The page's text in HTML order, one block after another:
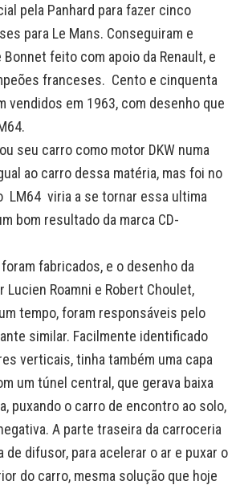
pela Panhard para fazer cinco
para Le Mans. Conseguiram e
feito com apoio da Renault, e
franceses. Cento e cinquenta
vendidos em 1963, com desenho que
seu carro como motor DKW numa
ao carro dessa matéria, mas foi no
LM64 viria a se tornar essa ultima
bom resultado da marca CD-
fabricados, e o desenho da
Roamni e Robert Choulet,
tempo, foram responsáveis pelo
similar. Facilmente identificado
verticais, tinha também uma capa
um túnel central, que gerava baixa
puxando o carro de encontro ao solo,
A parte traseira da carroceria
difusor, para acelerar o ar e puxar o
do carro, mesma solução que hoje